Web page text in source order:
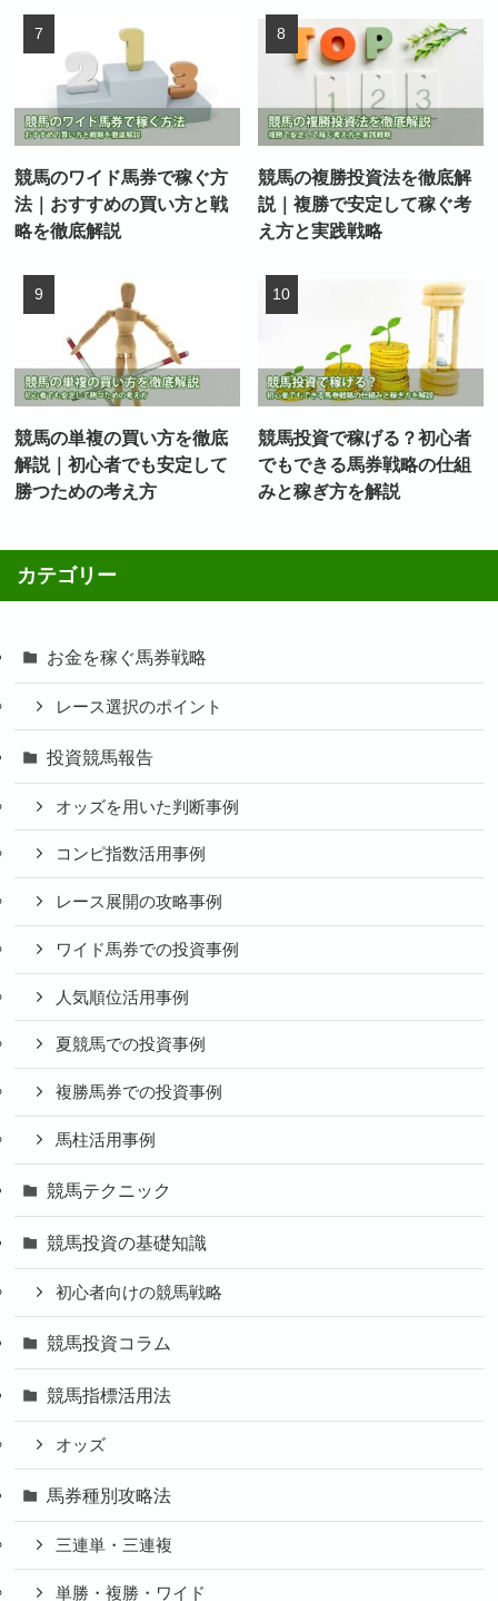
競馬のワイド馬券で稼ぐ方
法｜おすすめの買い方と戦
略を徹底解説
競馬の複勝投資法を徹底解
説｜複勝で安定して稼ぐ考
え方と実践戦略
競馬の単複の買い方を徹底
解説｜初心者でも安定して
勝つための考え方
競馬投資で稼げる？初心者
でもできる馬券戦略の仕組
みと稼ぎ方を解説
カテゴリー
お金を稼ぐ馬券戦略
レース選択のポイント
投資競馬報告
オッズを用いた判断事例
コンピ指数活用事例
レース展開の攻略事例
ワイド馬券での投資事例
人気順位活用事例
夏競馬での投資事例
複勝馬券での投資事例
馬柱活用事例
競馬テクニック
競馬投資の基礎知識
初心者向けの競馬戦略
競馬投資コラム
競馬指標活用法
オッズ
馬券種別攻略法
三連単・三連複
単勝・複勝・ワイド